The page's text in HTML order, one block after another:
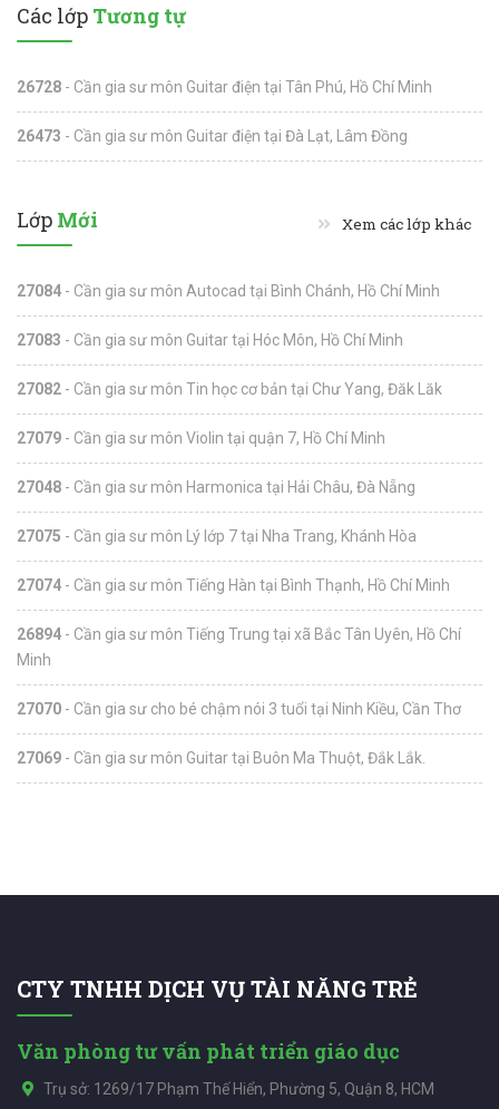
Các lớp Tương tự
26728 - Cần gia sư môn Guitar điện tại Tân Phú, Hồ Chí Minh
26473 - Cần gia sư môn Guitar điện tại Đà Lạt, Lâm Đồng
Lớp Mới Xem các lớp khác
27084 - Cần gia sư môn Autocad tại Bình Chánh, Hồ Chí Minh
27083 - Cần gia sư môn Guitar tại Hóc Môn, Hồ Chí Minh
27082 - Cần gia sư môn Tin học cơ bản tại Chư Yang, Đăk Lăk
27079 - Cần gia sư môn Violin tại quận 7, Hồ Chí Minh
27048 - Cần gia sư môn Harmonica tại Hải Châu, Đà Nẵng
27075 - Cần gia sư môn Lý lớp 7 tại Nha Trang, Khánh Hòa
27074 - Cần gia sư môn Tiếng Hàn tại Bình Thạnh, Hồ Chí Minh
26894 - Cần gia sư môn Tiếng Trung tại xã Bắc Tân Uyên, Hồ Chí
Minh
27070 - Cần gia sư cho bé chậm nói 3 tuổi tại Ninh Kiều, Cần Thơ
27069 - Cần gia sư môn Guitar tại Buôn Ma Thuột, Đắk Lắk.
CTY TNHH DỊCH VỤ TÀI NĂNG TRẺ
Văn phòng tư vấn phát triển giáo dục
Trụ sở: 1269/17 Phạm Thế Hiển, Phường 5, Quận 8, HCM